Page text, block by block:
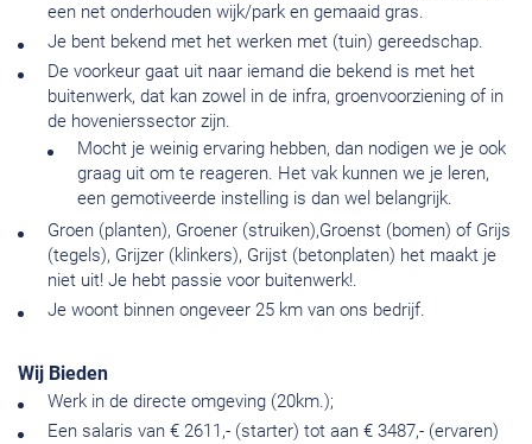
een net onderhouden wijk/park en gemaaid gras.
Je bent bekend met het werken met (tuin) gereedschap.
De voorkeur gaat uit naar iemand die bekend is met het
buitenwerk, dat kan zowel in de infra, groenvoorziening of in
de hovenierssector zijn.
Mocht je weinig ervaring hebben, dan nodigen we je ook
graag uit om te reageren. Het vak kunnen we je leren,
een gemotiveerde instelling is dan wel belangrijk.
Groen (planten), Groener (struiken),Groenst (bomen) of Grijs
(tegels), Grijzer (klinkers), Grijst (betonplaten) het maakt je
niet uit! Je hebt passie voor buitenwerk!.
Je woont binnen ongeveer 25 km van ons bedrijf.
Wij Bieden
Werk in de directe omgeving (20km.);
Een salaris van € 2611,- (starter) tot aan € 3487,- (ervaren)